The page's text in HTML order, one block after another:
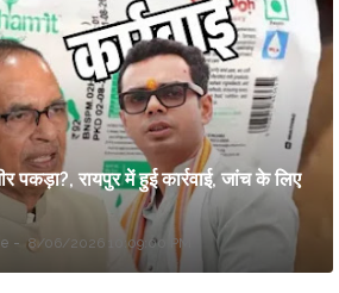
पकड़ा?, रायपुर में हुई कार्रवाई, जांच के लिए
8/06/2026 10:09:00 PM